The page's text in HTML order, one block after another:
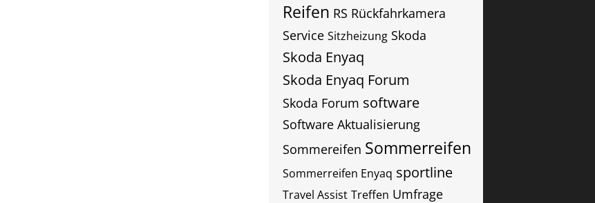
Reifen RS Rückfahrkamera
Service Sitzheizung Skoda
Skoda Enyaq
Skoda Enyaq Forum
Skoda Forum software
Software Aktualisierung
Sommereifen Sommerreifen
Sommerreifen Enyaq sportline
Travel Assist Treffen Umfrage